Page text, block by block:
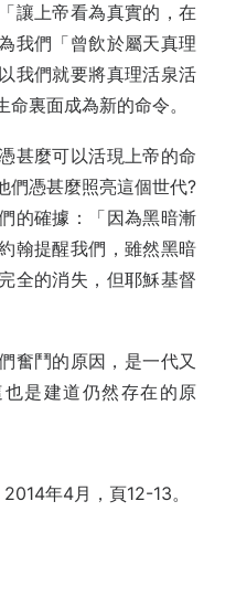
讓上帝看為真實的，在
我們「曾飲於屬天真理
我們就要將真理活泉活
裏面成為新的命令。
甚麼可以活現上帝的命
們憑甚麼照亮這個世代?
的確據：「因為黑暗漸
翰提醒我們，雖然黑暗
全的消失，但耶穌基督
鬥的原因，是一代又
是建道仍然存在的原
年4月，頁12-13。